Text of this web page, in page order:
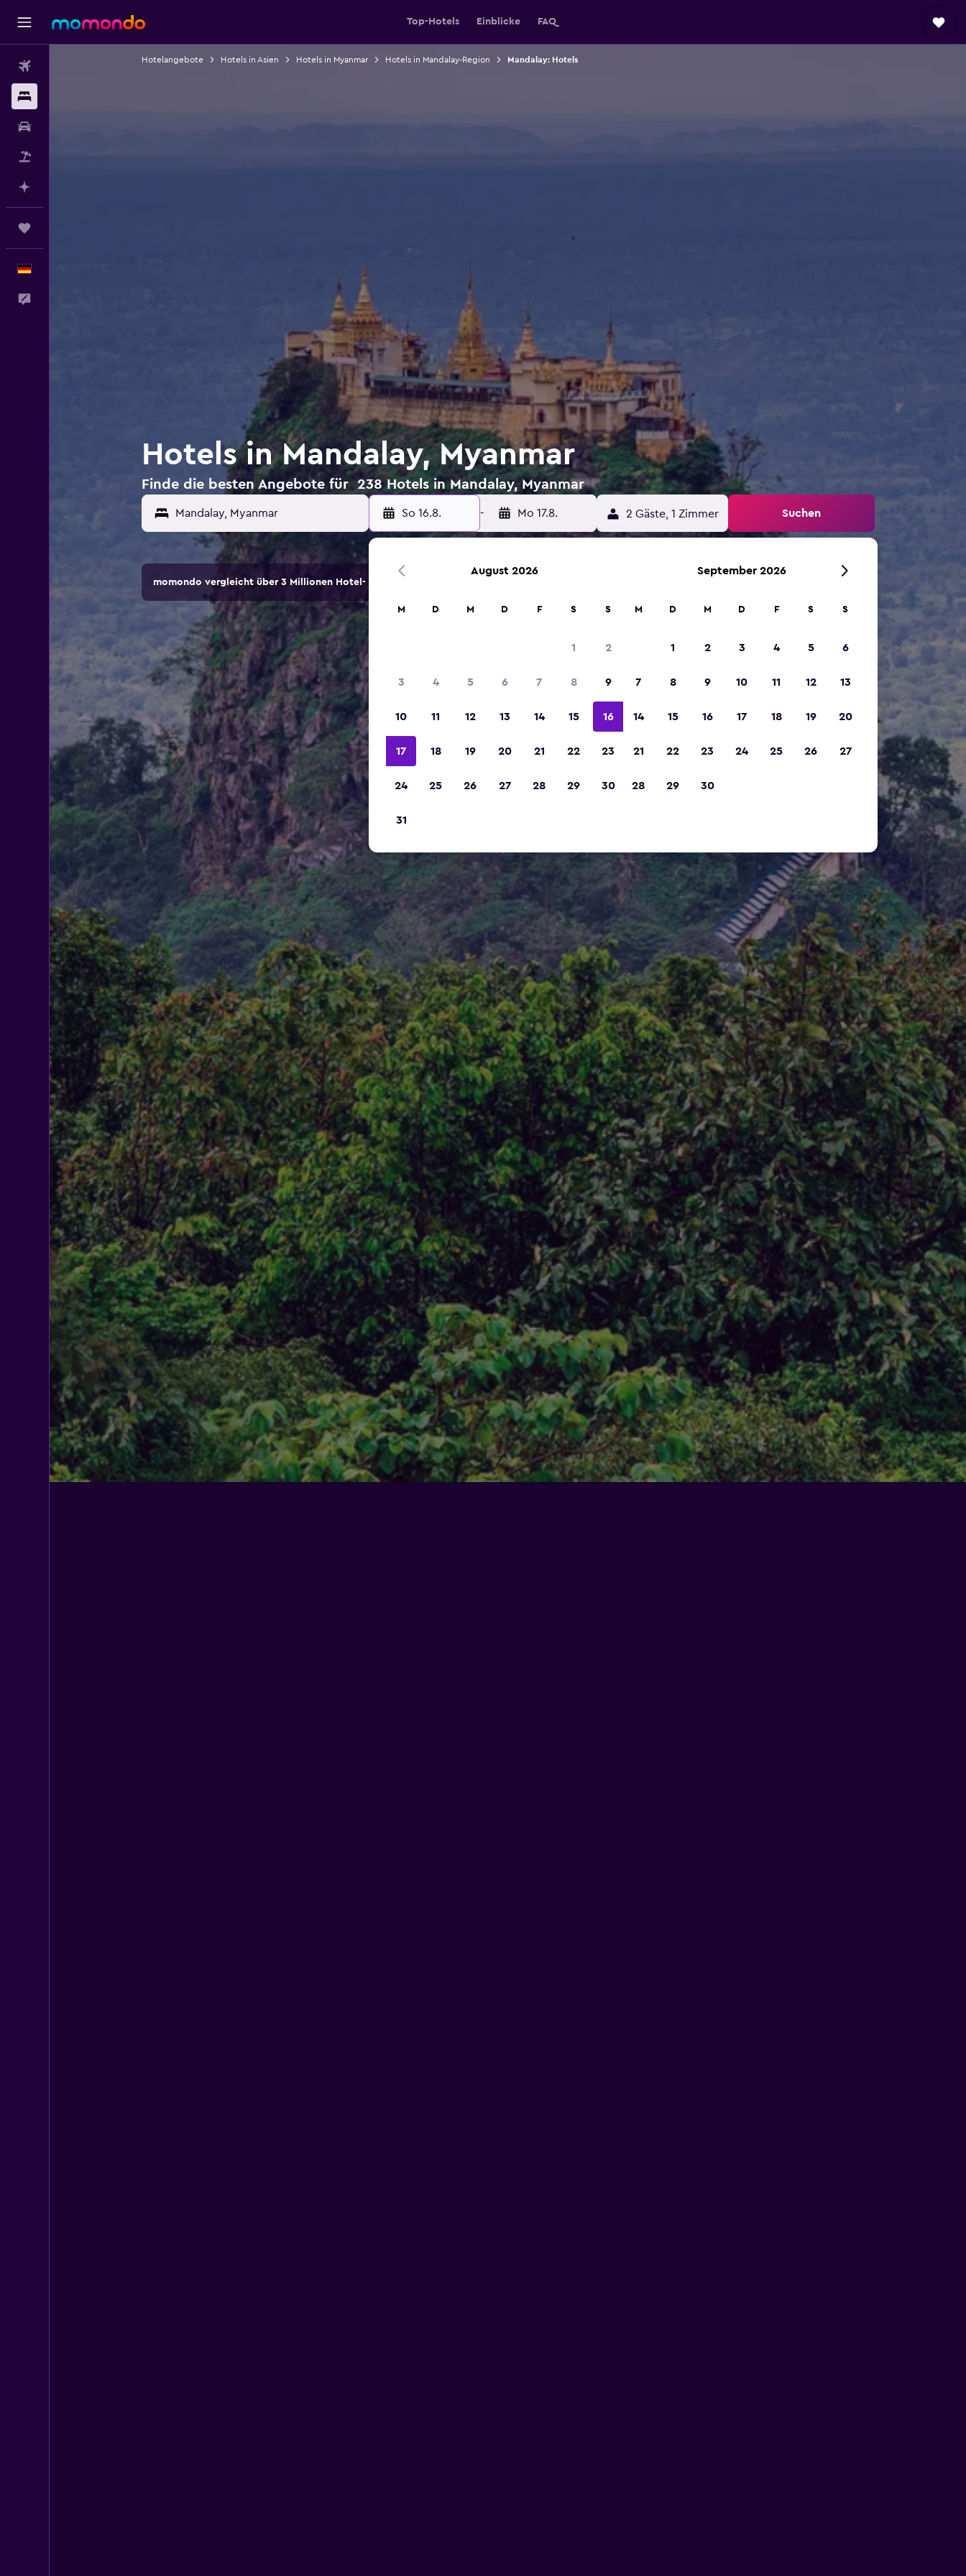
Top-Hotels Einblicke FAQ
Hotelangebote Hotels in Asien Hotels in Myanmar Hotels in Mandalay-Region Mandalay: Hotels
Hotels in Mandalay, Myanmar
Finde die besten Angebote für 238 Hotels in Mandalay, Myanmar
So 16.8. - Mo 17.8. 2 Gäste, 1 Zimmer Suchen
momondo vergleicht über 3 Millionen Hotel- und Unterkunftsoptionen.
August 2026
M D M D F S S
1 2
3 4 5 6 7 8 9
10 11 12 13 14 15 16
17 18 19 20 21 22 23
24 25 26 27 28 29 30
31
September 2026
M D M D F S S
1 2 3 4 5 6
7 8 9 10 11 12 13
14 15 16 17 18 19 20
21 22 23 24 25 26 27
28 29 30